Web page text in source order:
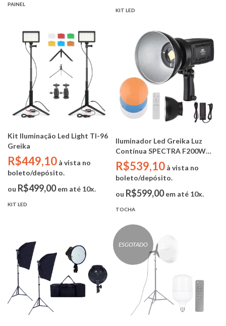
PAINEL
KIT LED
Kit Iluminação Led Light Tl-96
Greika
R$449,10 à vista no
boleto/depósito.
ou R$499,00em até 10x.
KIT LED
Iluminador Led Greika Luz
Contínua SPECTRA F200W
Daylight (controle remoto,
filtro cor e fonte ac)
R$539,10 à vista no
boleto/depósito.
ou R$599,00em até 10x.
TOCHA
ESGOTADO